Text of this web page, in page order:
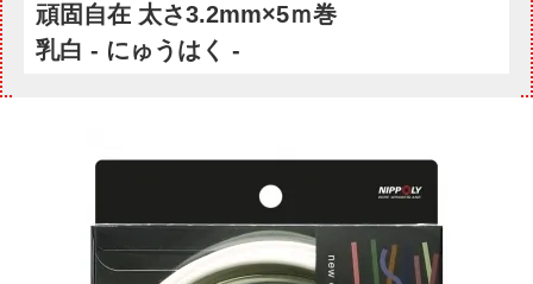
頑固自在 太さ3.2mm×5ｍ巻
乳白 - にゅうはく -